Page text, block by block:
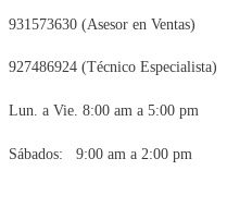
931573630 (Asesor en Ventas)
927486924 (Técnico Especialista)
Lun. a Vie. 8:00 am a 5:00 pm
Sábados: 9:00 am a 2:00 pm